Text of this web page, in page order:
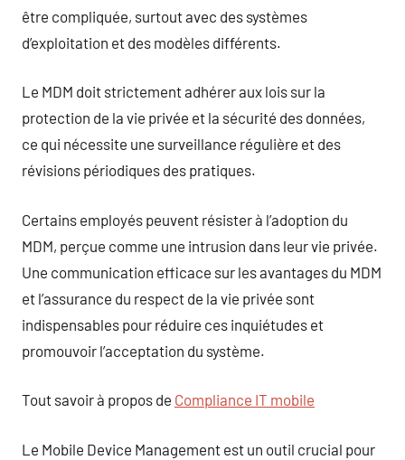
être compliquée, surtout avec des systèmes
d’exploitation et des modèles différents.
Le MDM doit strictement adhérer aux lois sur la
protection de la vie privée et la sécurité des données,
ce qui nécessite une surveillance régulière et des
révisions périodiques des pratiques.
Certains employés peuvent résister à l’adoption du
MDM, perçue comme une intrusion dans leur vie privée.
Une communication efficace sur les avantages du MDM
et l’assurance du respect de la vie privée sont
indispensables pour réduire ces inquiétudes et
promouvoir l’acceptation du système.
Tout savoir à propos de Compliance IT mobile
Le Mobile Device Management est un outil crucial pour